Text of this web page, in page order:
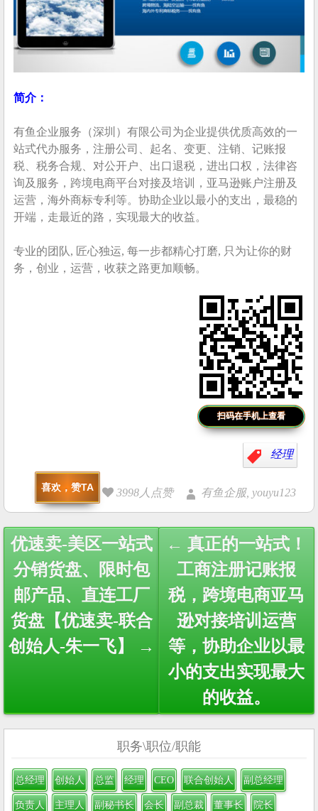
简介：
有鱼企业服务（深圳）有限公司为企业提供优质高效的一
站式代办服务，注册公司、起名、变更、注销、记账报
税、税务合规、对公开户、出口退税，进出口权，法律咨
询及服务，跨境电商平台对接及培训，亚马逊账户注册及
运营，海外商标专利等。协助企业以最小的支出，最稳的
开端，走最近的路，实现最大的收益。
专业的团队, 匠心独运, 每一步都精心打磨, 只为让你的财
务，创业，运营，收获之路更加顺畅。
扫码在手机上查看
经理
喜欢，赞TA 3998人点赞 有鱼企服, youyu123
Post
navigation
优速卖-美区一站式
分销货盘、限时包
邮产品、直连工厂
货盘【优速卖-联合
创始人-朱一飞】 →
← 真正的一站式！
工商注册记账报
税，跨境电商亚马
逊对接培训运营
等，协助企业以最
小的支出实现最大
的收益。
职务\职位/职能
总经理 创始人 总监 经理 CEO 联合创始人 副总经理
负责人 主理人 副秘书长 会长 副总裁 董事长 院长